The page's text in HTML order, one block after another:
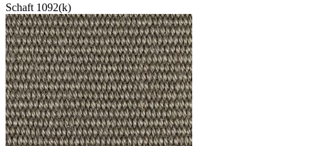
Schaft 1092(k)